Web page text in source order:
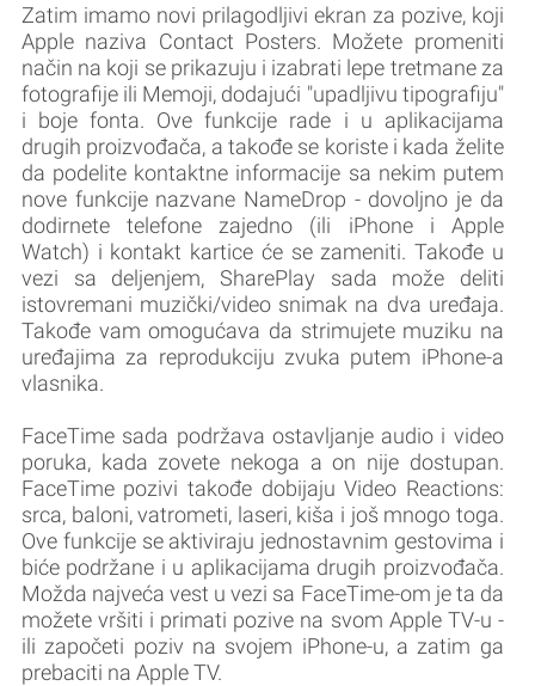
Zatim imamo novi prilagodljivi ekran za pozive, koji
Apple naziva Contact Posters. Možete promeniti
način na koji se prikazuju i izabrati lepe tretmane za
fotografije ili Memoji, dodajući "upadljivu tipografiju"
i boje fonta. Ove funkcije rade i u aplikacijama
drugih proizvođača, a takođe se koriste i kada želite
da podelite kontaktne informacije sa nekim putem
nove funkcije nazvane NameDrop - dovoljno je da
dodirnete telefone zajedno (ili iPhone i Apple
Watch) i kontakt kartice će se zameniti. Takođe u
vezi sa deljenjem, SharePlay sada može deliti
istovremani muzički/video snimak na dva uređaja.
Takođe vam omogućava da strimujete muziku na
uređajima za reprodukciju zvuka putem iPhone-a
vlasnika.
FaceTime sada podržava ostavljanje audio i video
poruka, kada zovete nekoga a on nije dostupan.
FaceTime pozivi takođe dobijaju Video Reactions:
srca, baloni, vatrometi, laseri, kiša i još mnogo toga.
Ove funkcije se aktiviraju jednostavnim gestovima i
biće podržane i u aplikacijama drugih proizvođača.
Možda najveća vest u vezi sa FaceTime-om je ta da
možete vršiti i primati pozive na svom Apple TV-u -
ili započeti poziv na svojem iPhone-u, a zatim ga
prebaciti na Apple TV.